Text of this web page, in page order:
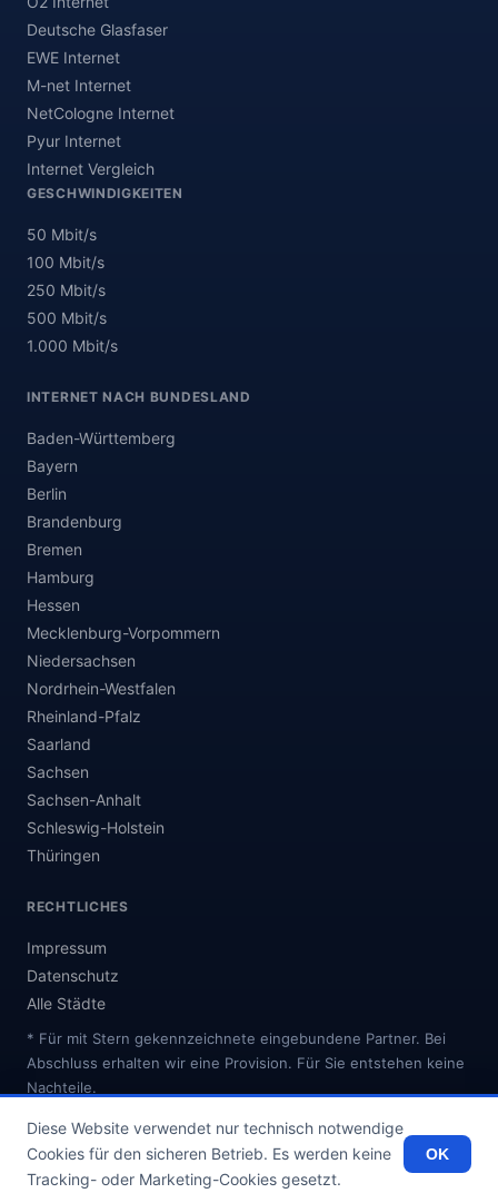
Deutsche Glasfaser
EWE Internet
M-net Internet
NetCologne Internet
Pyur Internet
Internet Vergleich
GESCHWINDIGKEITEN
50 Mbit/s
100 Mbit/s
250 Mbit/s
500 Mbit/s
1.000 Mbit/s
INTERNET NACH BUNDESLAND
Baden-Württemberg
Bayern
Berlin
Brandenburg
Bremen
Hamburg
Hessen
Mecklenburg-Vorpommern
Niedersachsen
Nordrhein-Westfalen
Rheinland-Pfalz
Saarland
Sachsen
Sachsen-Anhalt
Schleswig-Holstein
Thüringen
RECHTLICHES
Impressum
Datenschutz
Alle Städte
* Für mit Stern gekennzeichnete eingebundene Partner. Bei
Abschluss erhalten wir eine Provision. Für Sie entstehen keine
Nachteile.
© 2026 internetanbieter.online
Diese Website verwendet nur technisch notwendige
Cookies für den sicheren Betrieb. Es werden keine
Tracking- oder Marketing-Cookies gesetzt.
OK